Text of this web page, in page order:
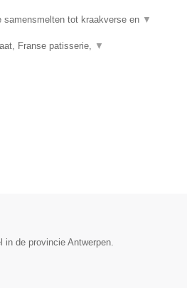
samensmelten tot kraakverse en ▼
Franse patisserie, ▼
in de provincie Antwerpen.